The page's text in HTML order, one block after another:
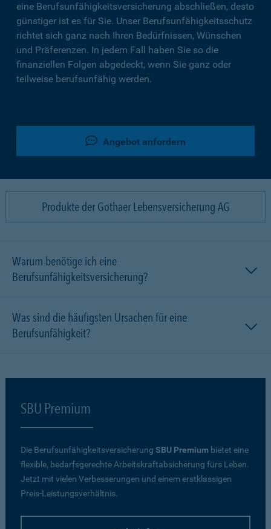
eine Berufsunfähigkeitsversicherung abschließen, desto
günstiger ist es für Sie. Unser Berufsunfähigkeitsschutz
richtet sich ganz nach Ihren Bedürfnissen, Wünschen
und Präferenzen. In jedem Fall haben Sie so die
finanziellen Folgen abgedeckt, wenn Sie ganz oder
teilweise berufsunfähig werden.
Angebot anfordern
Produkte der Gothaer Lebensversicherung AG
Warum benötige ich eine
Berufsunfähigkeitsversicherung?
Was sind die häufigsten Ursachen für eine
Berufsunfähigkeit?
SBU Premium
Die Berufsunfähigkeitsversicherung SBU Premium bietet eine
flexible, bedarfsgerechte Arbeitskraftabsicherung fürs Leben.
Jetzt mit vielen Verbesserungen und einem erstklassigen
Preis-Leistungsverhältnis.